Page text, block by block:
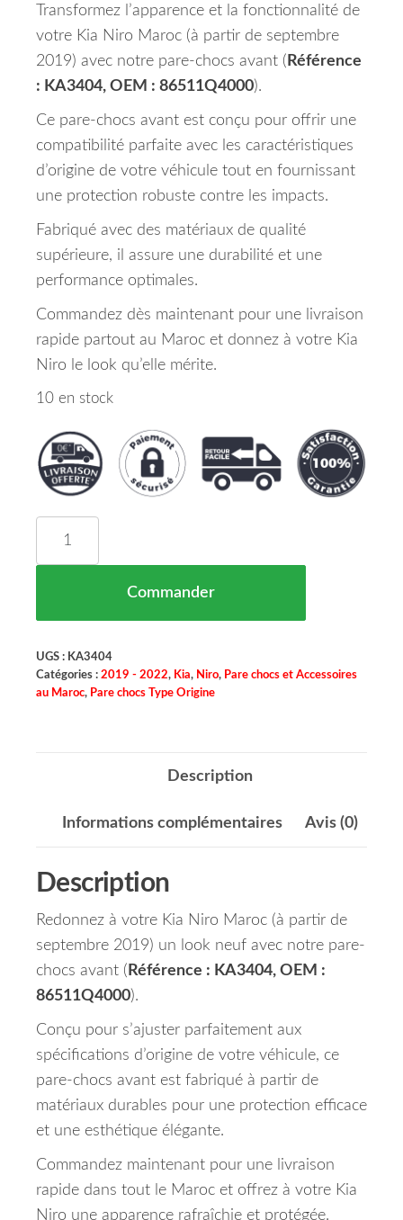
Transformez l’apparence et la fonctionnalité de
votre Kia Niro Maroc (à partir de septembre
2019) avec notre pare-chocs avant ( Référence
: KA3404, OEM : 86511Q4000).
Ce pare-chocs avant est conçu pour offrir une
compatibilité parfaite avec les caractéristiques
d’origine de votre véhicule tout en fournissant
une protection robuste contre les impacts.
Fabriqué avec des matériaux de qualité
supérieure, il assure une durabilité et une
performance optimales.
Commandez dès maintenant pour une livraison
rapide partout au Maroc et donnez à votre Kia
Niro le look qu’elle mérite.
10 en stock
Commander
UGS : KA3404
Catégories : 2019 - 2022, Kia, Niro, Pare chocs et Accessoires
au Maroc, Pare chocs Type Origine
Description
Informations complémentaires Avis (0)
Description
Redonnez à votre Kia Niro Maroc (à partir de
septembre 2019) un look neuf avec notre pare-
chocs avant ( Référence : KA3404, OEM :
86511Q4000).
Conçu pour s’ajuster parfaitement aux
spécifications d’origine de votre véhicule, ce
pare-chocs avant est fabriqué à partir de
matériaux durables pour une protection efficace
et une esthétique élégante.
Commandez maintenant pour une livraison
rapide dans tout le Maroc et offrez à votre Kia
Niro une apparence rafraîchie et protégée.